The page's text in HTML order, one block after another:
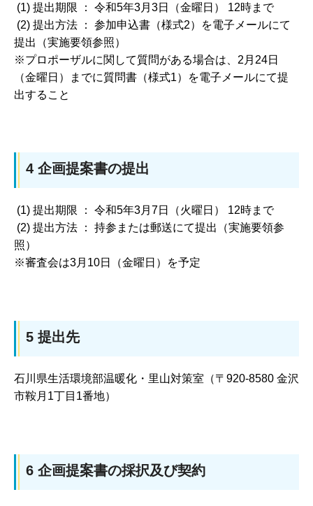
(1) 提出期限 ： 令和5年3月3日（金曜日） 12時まで
(2) 提出方法 ： 参加申込書（様式2）を電子メールにて
提出（実施要領参照）
※プロポーザルに関して質問がある場合は、2月24日
（金曜日）までに質問書（様式1）を電子メールにて提
出すること
4 企画提案書の提出
(1) 提出期限 ： 令和5年3月7日（火曜日） 12時まで
(2) 提出方法 ： 持参または郵送にて提出（実施要領参
照）
※審査会は3月10日（金曜日）を予定
5 提出先
石川県生活環境部温暖化・里山対策室（〒920-8580 金沢
市鞍月1丁目1番地）
6 企画提案書の採択及び契約